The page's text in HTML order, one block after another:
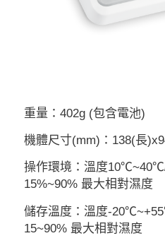
重量：402g (包含電池)
機體尺寸(mm)：138(長
操作環境：溫度
15%~90% 最大相對濕度
儲存溫度：溫度-
15~90% 最大相對濕度